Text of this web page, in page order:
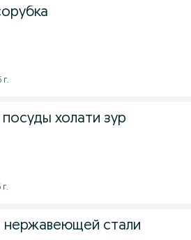
г.
холати зур
нержавеющей стали